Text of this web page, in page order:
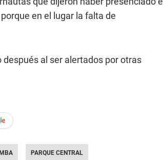
en el lugar la falta de
al ser alertados por otras
PARQUE CENTRAL